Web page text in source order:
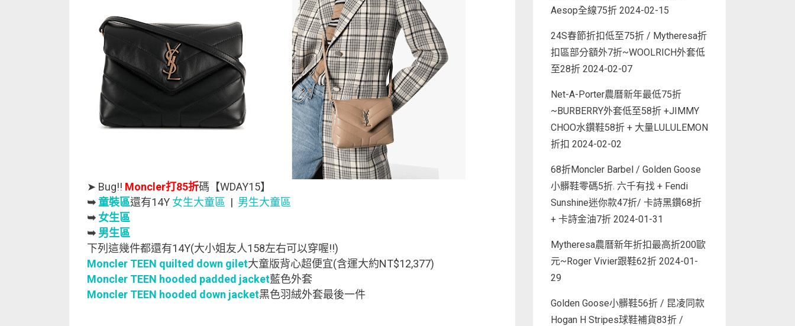
➤ Bug!! Moncler打85折碼【WDAY15】
➥童裝區還有14Y 女生大童區 | 男生大童區
➥ 女生區
➥ 男生區
下列這幾件都還有14Y(大小姐友人158左右可以穿喔!!)
Moncler TEEN quilted down gilet大童版背心超便宜(含運大約NT$12,377)
Moncler TEEN hooded padded jacket藍色外套
Moncler TEEN hooded down jacket黑色羽絨外套最後一件
Aesop全線75折 2024-02-15
24S春節折扣低至75折 / Mytheresa折
扣區部分額外7折~WOOLRICH外套低
至28折 2024-02-07
Net-A-Porter農曆新年最低75折
~BURBERRY外套低至58折 +JIMMY
CHOO水鑽鞋58折 + 大量LULULEMON
折扣 2024-02-02
68折Moncler Barbel / Golden Goose
小髒鞋零碼5折. 六千有找 + Fendi
Sunshine迷你款47折/ 卡詩黑鑽68折
+ 卡詩金油7折 2024-01-31
Mytheresa農曆新年折扣最高折200歐
元~Roger Vivier跟鞋62折 2024-01-
29
Golden Goose小髒鞋56折 / 昆凌同款
Hogan H Stripes球鞋補貨83折 /